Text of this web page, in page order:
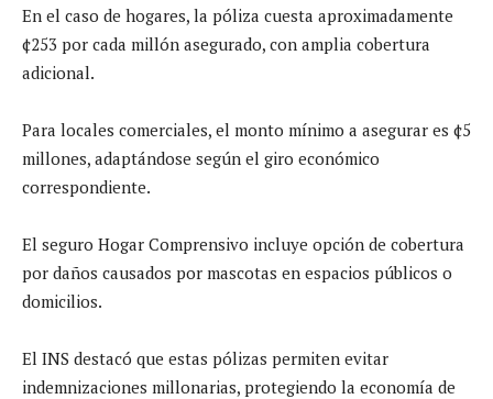
En el caso de hogares, la póliza cuesta aproximadamente
¢253 por cada millón asegurado, con amplia cobertura
adicional.
Para locales comerciales, el monto mínimo a asegurar es ¢5
millones, adaptándose según el giro económico
correspondiente.
El seguro Hogar Comprensivo incluye opción de cobertura
por daños causados por mascotas en espacios públicos o
domicilios.
El INS destacó que estas pólizas permiten evitar
indemnizaciones millonarias, protegiendo la economía de